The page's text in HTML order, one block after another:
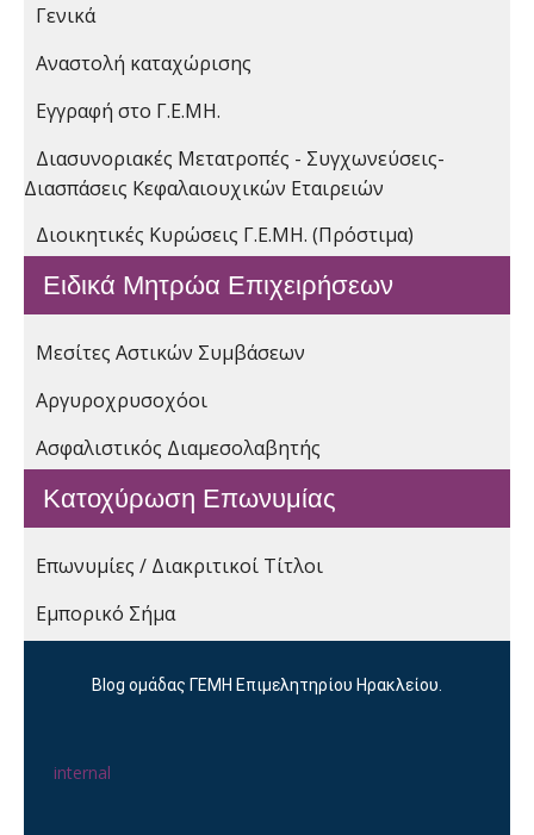
Γενικά
Αναστολή καταχώρισης
Εγγραφή στο Γ.Ε.ΜΗ.
Διασυνοριακές Μετατροπές - Συγχωνεύσεις-
Διασπάσεις Κεφαλαιουχικών Εταιρειών
Διοικητικές Κυρώσεις Γ.Ε.ΜΗ. (Πρόστιμα)
Ειδικά Μητρώα Επιχειρήσεων
Μεσίτες Αστικών Συμβάσεων
Αργυροχρυσοχόοι
Ασφαλιστικός Διαμεσολαβητής
Κατοχύρωση Επωνυμίας
Επωνυμίες / Διακριτικοί Τίτλοι
Εμπορικό Σήμα
Blog ομάδας ΓΕΜΗ Επιμελητηρίου Ηρακλείου.
internal